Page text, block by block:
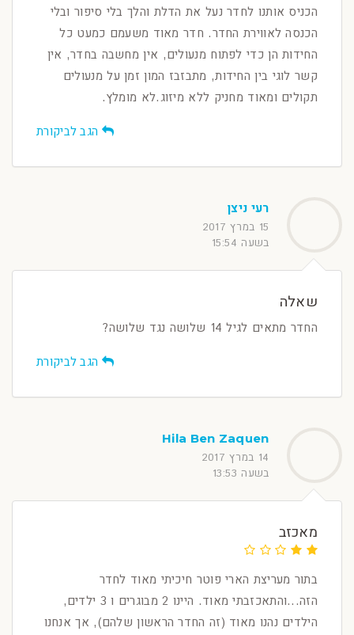
הכניס אותנו לחדר נעל את הדלת והלך בלי סיפור ובלי
הכנסה לאווירת החדר. חדר מאוד משעמם כמעט כל
החידות הן כדי לפתוח מנעולים, אין מחשבה בחדר, אין
קשר לוגי בין החידות, מתבזבז המון זמן על מנעולים
תקולים ומאוד מחניק ללא מיזוג.לא מומלץ.
הגב לביקורת
רעי ניצן
15 במרץ 2017
בשעה 15:54
שאלה
החדר מתאים לגיל 14 שלושה נגד שלושה?
הגב לביקורת
Hila Ben Zaquen
14 במרץ 2017
בשעה 13:53
מאכזב
בתור מעריצת הארי פוטר חיכיתי מאוד לחדר
הזה...והתאכזבתי מאוד. היינו 2 מבוגרים ו 3 ילדים,
הילדים נהנו מאוד (זה החדר הראשון שלהם), אך אנחנו